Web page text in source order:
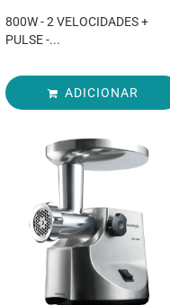
800W - 2 VELOCIDADES +
PULSE -...
ADICIONAR